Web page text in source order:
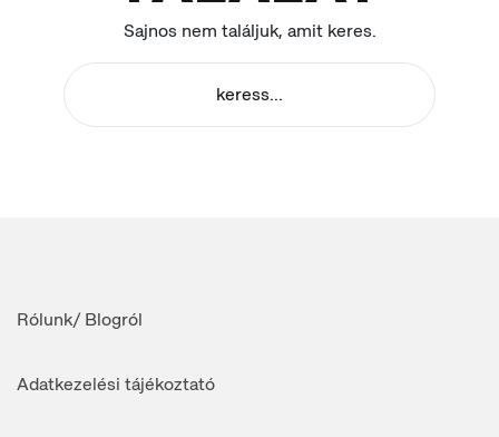
Sajnos nem találjuk, amit keres.
Rólunk/ Blogról
Adatkezelési tájékoztató